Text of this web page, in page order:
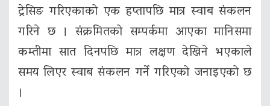
ट्रेसिङ गरिएकाको एक हप्तापछि मात्र स्वाब संकलन
गरिने छ । संक्रमितको सम्पर्कमा आएका मानिसमा
कम्तीमा सात दिनपछि मात्र लक्षण देखिने भएकाले
समय लिएर स्वाब संकलन गर्ने गरिएको जनाइएको छ
।